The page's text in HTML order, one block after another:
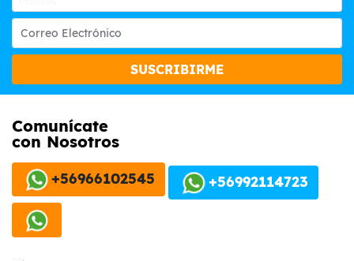
SUSCRIBIRME
Comunícate
con Nosotros
+56966102545 +56992114723